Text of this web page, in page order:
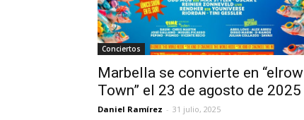
Conciertos
Marbella se convierte en “elrow
Town” el 23 de agosto de 2025
Daniel Ramírez - 31 julio, 2025